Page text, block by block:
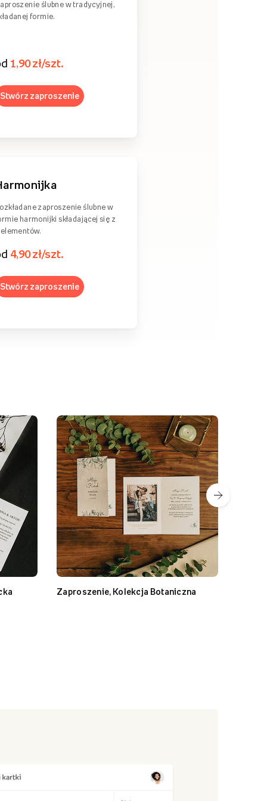
ślubne w tradycyjnej,
1,90 zł/szt.
Stwórz zaproszenie
zaproszenie ślubne w
harmonijki składającej się z
4,90 zł/szt.
Stwórz zaproszenie
Zaproszenie, Kolekcja Botaniczna